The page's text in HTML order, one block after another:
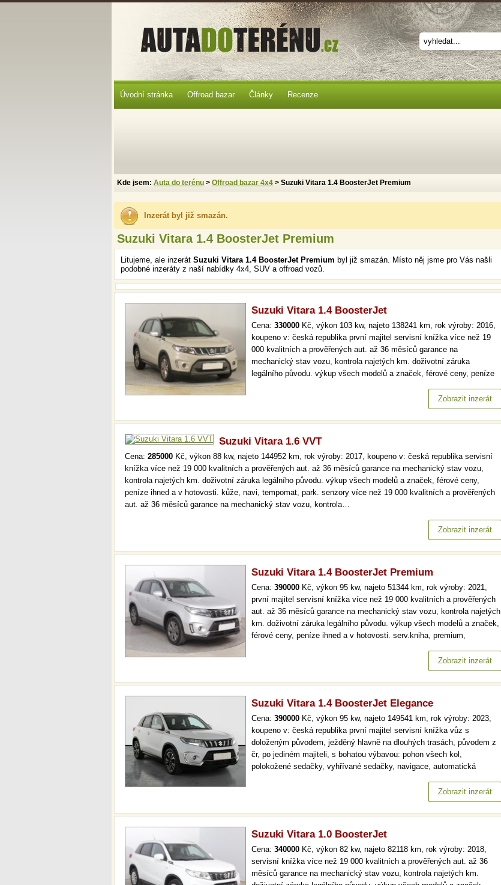
Inzerát byl již smazán.
Suzuki Vitara 1.4 BoosterJet Premium
Litujeme, ale inzerát Suzuki Vitara 1.4 BoosterJet Premium byl již smazán. Místo něj jsme pro Vás našli
podobné inzeráty z naší nabídky 4x4, SUV a offroad vozů.
Suzuki Vitara 1.4 BoosterJet
Cena: 330000 Kč, výkon 103 kw, najeto 138241 km, rok výroby: 2016,
koupeno v: česká republika první majitel servisní knížka více než 19
000 kvalitních a prověřených aut. až 36 měsíců garance na
mechanický stav vozu, kontrola najetých km. doživotní záruka
legálního původu. výkup všech modelů a značek, férové ceny, peníze
19 000 kvalitních a prověřených aut. až 36 měsíců garance naZobrazit inzerát
Suzuki Vitara 1.6 VVT
Cena: 285000 Kč, výkon 88 kw, najeto 144952 km, rok výroby: 2017, koupeno v: česká republika servisní
knížka více než 19 000 kvalitních a prověřených aut. až 36 měsíců garance na mechanický stav vozu,
kontrola najetých km. doživotní záruka legálního původu. výkup všech modelů a značek, férové ceny,
peníze ihned a v hotovosti. kůže, navi, tempomat, park. senzory více než 19 000 kvalitních a prověřených
aut. až 36 měsíců garance na mechanický stav vozu, kontrola…
Zobrazit inzerát
Suzuki Vitara 1.4 BoosterJet Premium
Cena: 390000 Kč, výkon 95 kw, najeto 51344 km, rok výroby: 2021,
první majitel servisní knížka více než 19 000 kvalitních a prověřených
aut. až 36 měsíců garance na mechanický stav vozu, kontrola najetých
km. doživotní záruka legálního původu. výkup všech modelů a značek,
férové ceny, peníze ihned a v hotovosti. serv.kniha, premium,
garance na mechanický stav vozu, kontrola najetých km.…Zobrazit inzerát
Suzuki Vitara 1.4 BoosterJet Elegance
Cena: 390000 Kč, výkon 95 kw, najeto 149541 km, rok výroby: 2023,
koupeno v: česká republika první majitel servisní knížka vůz s
doloženým původem, ježděný hlavně na dlouhých trasách, původem z
čr, po jediném majiteli, s bohatou výbavou: pohon všech kol,
polokožené sedačky, vyhřívané sedačky, navigace, automatická
více než 19 000 kvalitních a prověřených aut. až 36 měsíců garance
Zobrazit inzerát
Suzuki Vitara 1.0 BoosterJet
Cena: 340000 Kč, výkon 82 kw, najeto 82118 km, rok výroby: 2018,
servisní knížka více než 19 000 kvalitních a prověřených aut. až 36
měsíců garance na mechanický stav vozu, kontrola najetých km.
Úvodní stránka Offroad bazar Články Recenze
Kde jsem: Auta do terénu > Offroad bazar 4x4 > Suzuki Vitara 1.4 BoosterJet Premium